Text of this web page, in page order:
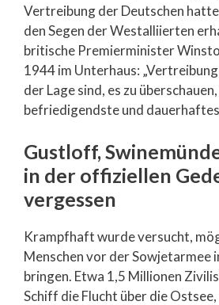
Vertreibung der Deutschen
den Segen der Westalliierten
britische Premierminister
1944 im Unterhaus:
der Lage sind, es zu
befriedigendste und
Gustloff,
in der offiziellen
vergessen
Krampfhaft wurde versucht,
Menschen vor der Sowjetarmee
bringen. Etwa 1,5 Millionen
Schiff die Flucht über die